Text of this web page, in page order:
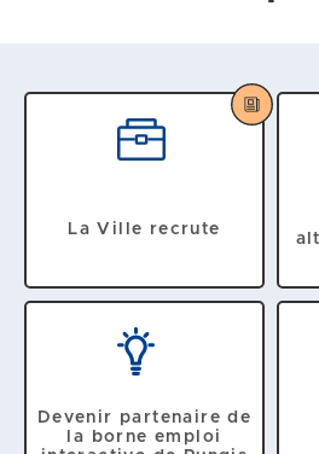
La Ville recrute
Devenir partenaire de
la borne emploi